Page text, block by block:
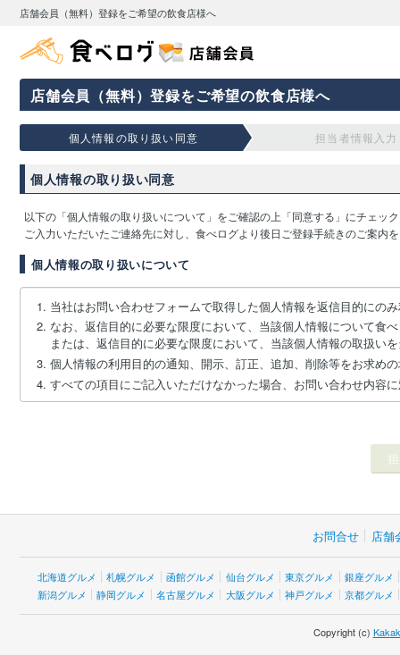
店舗会員（無料）登録をご希望の飲食店様へ
店舗会員（無料）登録をご希望の飲食店様へ
個人情報の取り扱い同意 担当者情報入力
個人情報の取り扱い同意
以下の「個人情報の取り扱いについて」をご確認の上「同意する」にチェッ
ご入力いただいたご連絡先に対し、食べログより後日ご登録手続きのご案内
個人情報の取り扱いについて
当社はお問い合わせフォームで取得した個人情報を返信目的にの
なお、返信目的に必要な限度において、当該個人情報について食
または、返信目的に必要な限度において、当該個人情報の取扱い
個人情報の利用目的の通知、開示、訂正、追加、削除等をお求め
すべての項目にご記入いただけなかった場合、お問い合わせ内容
お問合せ 店舗
北海道グルメ 札幌グルメ 函館グルメ 仙台グルメ 東京グルメ
銀座グルメ
新潟グルメ
静岡グルメ 名古屋グルメ 大阪グルメ 神戸グルメ 京都グルメ
Copyright (c)